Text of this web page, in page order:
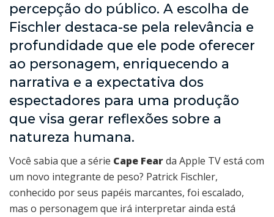
percepção do público. A escolha de
Fischler destaca-se pela relevância e
profundidade que ele pode oferecer
ao personagem, enriquecendo a
narrativa e a expectativa dos
espectadores para uma produção
que visa gerar reflexões sobre a
natureza humana.
Você sabia que a série Cape Fearda Apple TV está com
um novo integrante de peso? Patrick Fischler,
conhecido por seus papéis marcantes, foi escalado,
mas o personagem que irá interpretar ainda está